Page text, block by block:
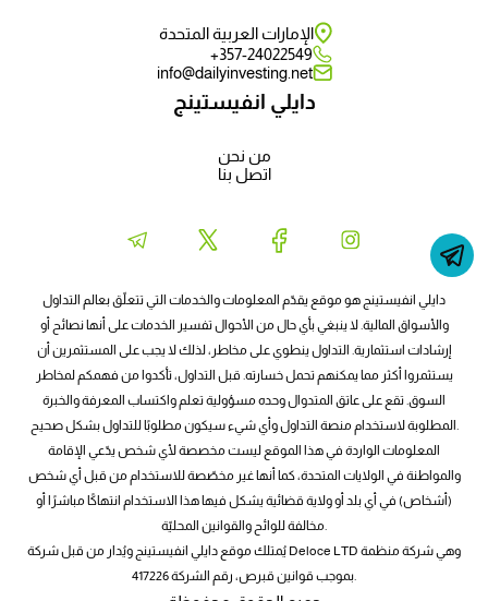
دايلي انفيستينج
من نحن
اتصل بنا
الإمارات العربية المتحدة
357-24022549+
info@dailyinvesting.net
دايلي انفيستينج هو موقع يقدّم المعلومات والخدمات التي تتعلّق بعالم التداول
والأسواق المالية. لا ينبغي بأي حال من الأحوال تفسير الخدمات على أنها نصائح أو
إرشادات استثمارية. التداول ينطوي على مخاطر، لذلك لا يجب على المستثمرين أن
يستثمروا أكثر مما يمكنهم تحمل خسارته. قبل التداول، تأكدوا من فهمكم لمخاطر
السوق. تقع على عاتق المتدوال وحده مسؤولية تعلم واكتساب المعرفة والخبرة
المعلومات الواردة في هذا الموقع ليست مخصصة لأي شخص يدّعي الإقامة
والمواطنة في الولايات المتحدة، كما أنها غير مخصّصة للاستخدام من قبل أي شخص
(أشخاص) في أي بلد أو ولاية قضائية يشكل فيها هذا الاستخدام انتهاكًا مباشرًا أو
يُمتلك موقع دايلي انفيستينج ويُدار من قبل شركة Deloce LTD وهي شركة منظمة